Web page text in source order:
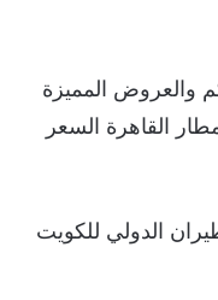
والعروض المميزة
القاهرة السعر
الدولي للكويت